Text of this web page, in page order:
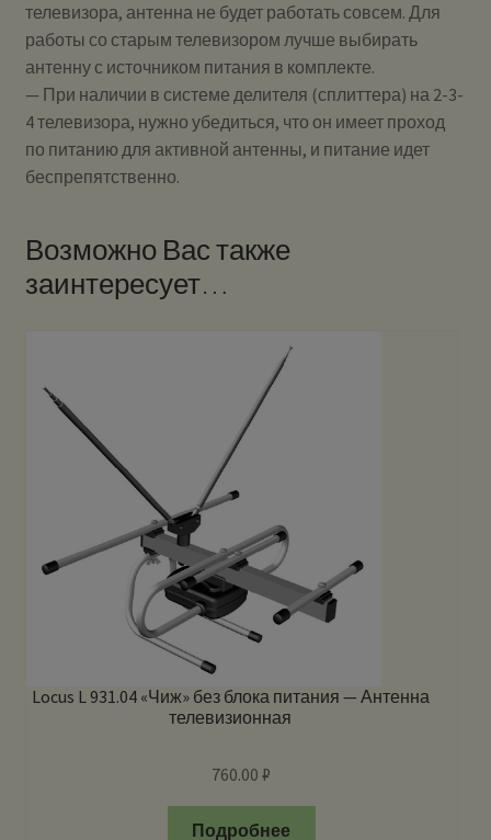
телевизора, антенна не будет работать совсем. Для
работы со старым телевизором лучше выбирать
антенну с источником питания в комплекте.
— При наличии в системе делителя (сплиттера) на 2-3-
4 телевизора, нужно убедиться, что он имеет проход
по питанию для активной антенны, и питание идет
беспрепятственно.
Возможно Вас также
заинтересует…
Locus L 931.04 «Чиж» без блока питания — Антенна
телевизионная
760.00₽
Подробнее